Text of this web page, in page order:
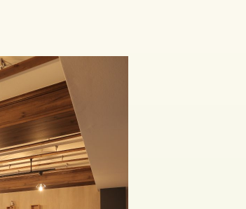
制作実績
私たちについて